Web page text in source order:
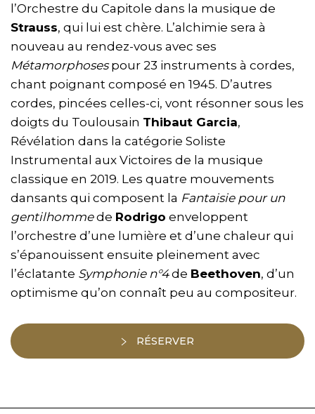
l’Orchestre du Capitole dans la musique de
Strauss, qui lui est chère. L’alchimie sera à
nouveau au rendez-vous avec ses
Métamorphosespour 23 instruments à cordes,
chant poignant composé en 1945. D’autres
cordes, pincées celles-ci, vont résonner sous les
doigts du Toulousain Thibaut Garcia,
Révélation dans la catégorie Soliste
Instrumental aux Victoires de la musique
classique en 2019. Les quatre mouvements
dansants qui composent la Fantaisie pour un
gentilhommede Rodrigo enveloppent
l’orchestre d’une lumière et d’une chaleur qui
s’épanouissent ensuite pleinement avec
l’éclatante Symphonie n°4de Beethoven, d’un
optimisme qu’on connaît peu au compositeur.
RÉSERVER